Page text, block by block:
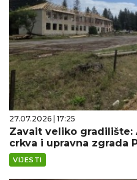
27.07.2026 | 17:25
Zavait veliko gradilište:
crkva i upravna zgrada
VIJESTI